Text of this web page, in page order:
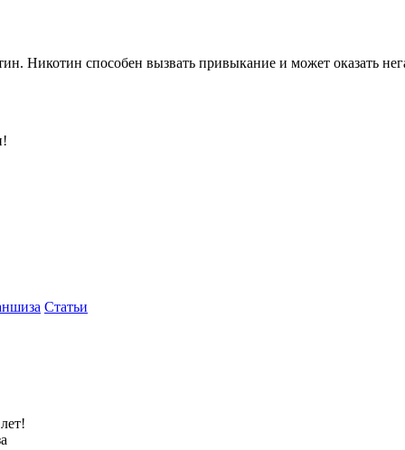
Никотин способен вызвать привыкание и может оказать
Статьи